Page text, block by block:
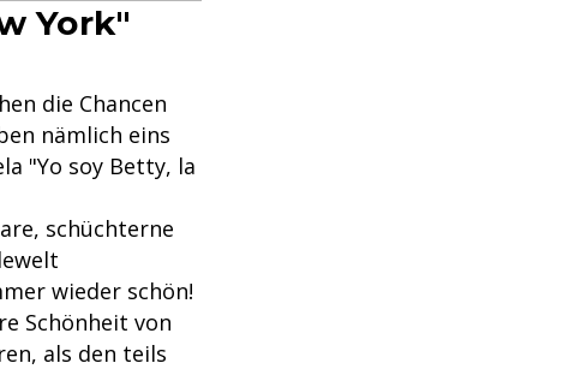
York"
die Chancen
nämlich eins
"Yo soy Betty, la
schüchterne
wieder schön!
Schönheit von
als den teils